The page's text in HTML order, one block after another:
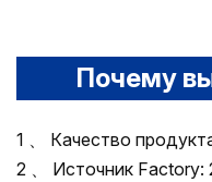
Почему
1 、 Качество
2 、 Источник Factory: